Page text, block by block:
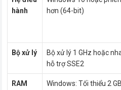
hành
hơn (64-bit)
Bộ xử lý
Bộ xử lý 1 GHz hoặc
hỗ trợ SSE2
RAM
Windows: Tối thiểu 2